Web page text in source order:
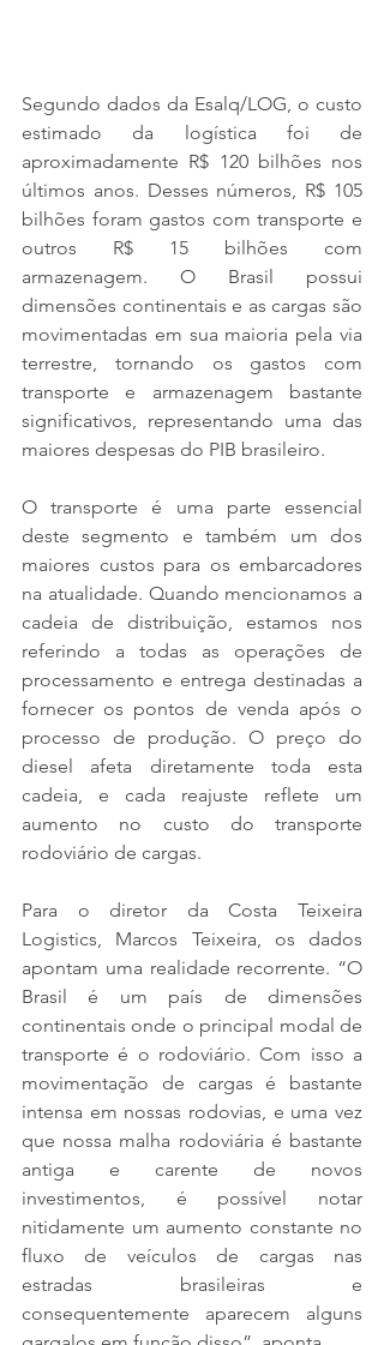
Segundo dados da Esalq/LOG, o custo
estimado da logística foi de
aproximadamente R$ 120 bilhões nos
últimos anos. Desses números, R$ 105
bilhões foram gastos com transporte e
outros R$ 15 bilhões com
armazenagem. O Brasil possui
dimensões continentais e as cargas são
movimentadas em sua maioria pela via
terrestre, tornando os gastos com
transporte e armazenagem bastante
significativos, representando uma das
maiores despesas do PIB brasileiro.
O transporte é uma parte essencial
deste segmento e também um dos
maiores custos para os embarcadores
na atualidade. Quando mencionamos a
cadeia de distribuição, estamos nos
referindo a todas as operações de
processamento e entrega destinadas a
fornecer os pontos de venda após o
processo de produção. O preço do
diesel afeta diretamente toda esta
cadeia, e cada reajuste reflete um
aumento no custo do transporte
rodoviário de cargas.
Para o diretor da Costa Teixeira
Logistics, Marcos Teixeira, os dados
apontam uma realidade recorrente. “O
Brasil é um país de dimensões
continentais onde o principal modal de
transporte é o rodoviário. Com isso a
movimentação de cargas é bastante
intensa em nossas rodovias, e uma vez
que nossa malha rodoviária é bastante
antiga e carente de novos
investimentos, é possível notar
nitidamente um aumento constante no
fluxo de veículos de cargas nas
estradas brasileiras e
consequentemente aparecem alguns